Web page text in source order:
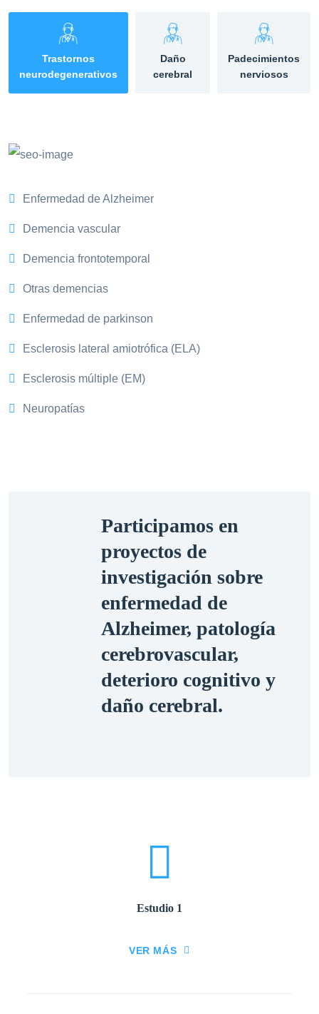
Trastornos
neurodegenerativos
Daño
cerebral
Padecimientos
nerviosos
Enfermedad de Alzheimer
Demencia vascular
Demencia frontotemporal
Otras demencias
Enfermedad de parkinson
Esclerosis lateral amiotrófica (ELA)
Esclerosis múltiple (EM)
Neuropatías
Participamos en
proyectos de
investigación sobre
enfermedad de
Alzheimer, patología
cerebrovascular,
deterioro cognitivo y
daño cerebral.
Estudio 1
VER MÁS